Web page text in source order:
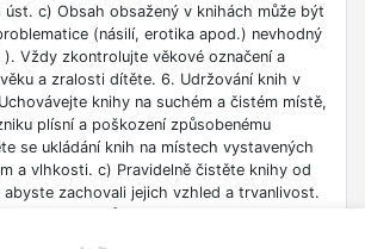
úst. c) Obsah obsažený v knihách může být
(násilí, erotika apod.) nevhodný
Vždy zkontrolujte věkové označení a
a zralosti dítěte. 6. Udržování knih v
knihy na suchém a čistém místě,
plísní a poškození způsobenému
se ukládání knih na místech vystavených
a vlhkosti. c) Pravidelně čistěte knihy od
zachovali jejich vzhled a trvanlivost.